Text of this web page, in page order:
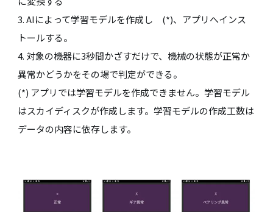
3. AIによって学習モデルを作成し (*)、アプリへインス
トールする。
4. 対象の機器に3秒間かざすだけで、機械の状態が正常か
異常かどうかをその場で判定ができる。
(*) アプリでは学習モデルを作成できません。学習モデル
はスカイディスクが作成します。学習モデルの作成工数は
データの内容に依存します。